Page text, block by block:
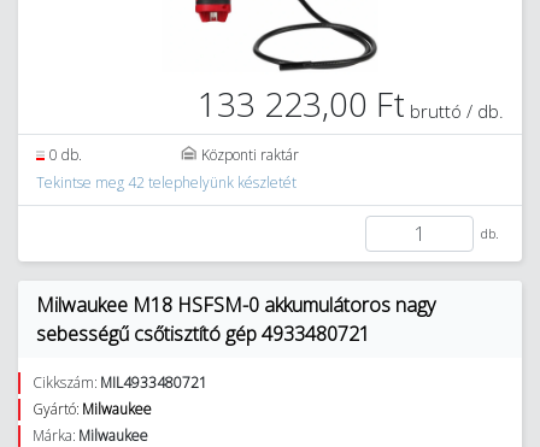
133 223,00 Ft bruttó / db.
0 db.
Központi raktár
Tekintse meg 42 telephelyünk készletét
db.
Milwaukee M18 HSFSM-0 akkumulátoros nagy
sebességű csőtisztító gép 4933480721
Cikkszám: MIL4933480721
Gyártó: Milwaukee
Márka: Milwaukee